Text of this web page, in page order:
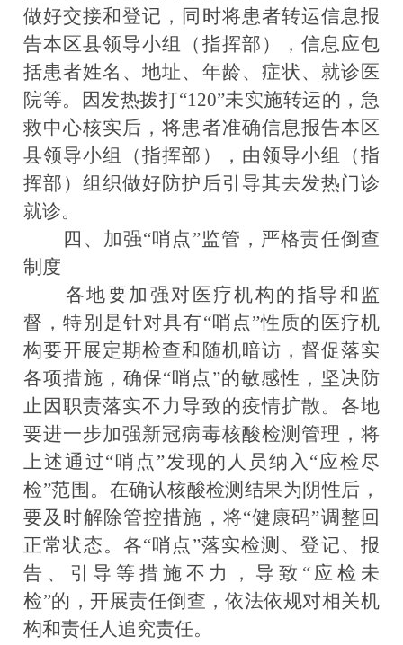
做好交接和登记，同时将患者转运信息报
告本区县领导小组（指挥部），信息应包
括患者姓名、地址、年龄、症状、就诊医
院等。因发热拨打“120”未实施转运的，急
救中心核实后，将患者准确信息报告本区
县领导小组（指挥部），由领导小组（指
挥部）组织做好防护后引导其去发热门诊
就诊。
四、加强“哨点”监管，严格责任倒查
制度
各地要加强对医疗机构的指导和监
督，特别是针对具有“哨点”性质的医疗机
构要开展定期检查和随机暗访，督促落实
各项措施，确保“哨点”的敏感性，坚决防
止因职责落实不力导致的疫情扩散。各地
要进一步加强新冠病毒核酸检测管理，将
上述通过“哨点”发现的人员纳入“应检尽
检”范围。在确认核酸检测结果为阴性后，
要及时解除管控措施，将“健康码”调整回
正常状态。各“哨点”落实检测、登记、报
告、引导等措施不力，导致“应检未
检”的，开展责任倒查，依法依规对相关机
构和责任人追究责任。